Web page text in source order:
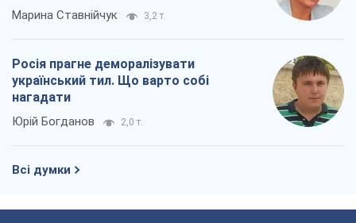
Марина Ставнійчук 3,2 т.
Росія прагне деморалізувати
український тил. Що варто собі
нагадати
Юрій Богданов 2,0 т.
Всі думки